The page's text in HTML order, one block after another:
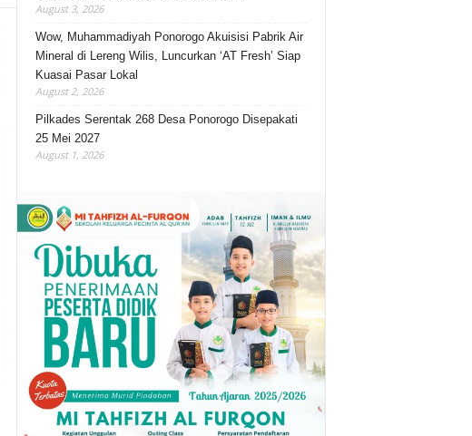
August 3, 2026
Wow, Muhammadiyah Ponorogo Akuisisi Pabrik Air
Mineral di Lereng Wilis, Luncurkan ‘AT Fresh’ Siap
Kuasai Pasar Lokal
August 2, 2026
Pilkades Serentak 268 Desa Ponorogo Disepakati
25 Mei 2027
August 1, 2026